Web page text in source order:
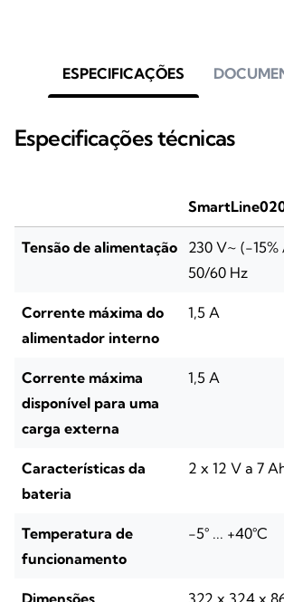
ESPECIFICAÇÕES
Especificações técnicas
Tensão de alimentação
230 V~ (-15%
50/60 Hz
Corrente máxima do
alimentador interno
1,5 A
Corrente máxima
disponível para uma
carga externa
1,5 A
Características da
bateria
2 x 12 V a 7
Temperatura de
funcionamento
-5° ... +40°C